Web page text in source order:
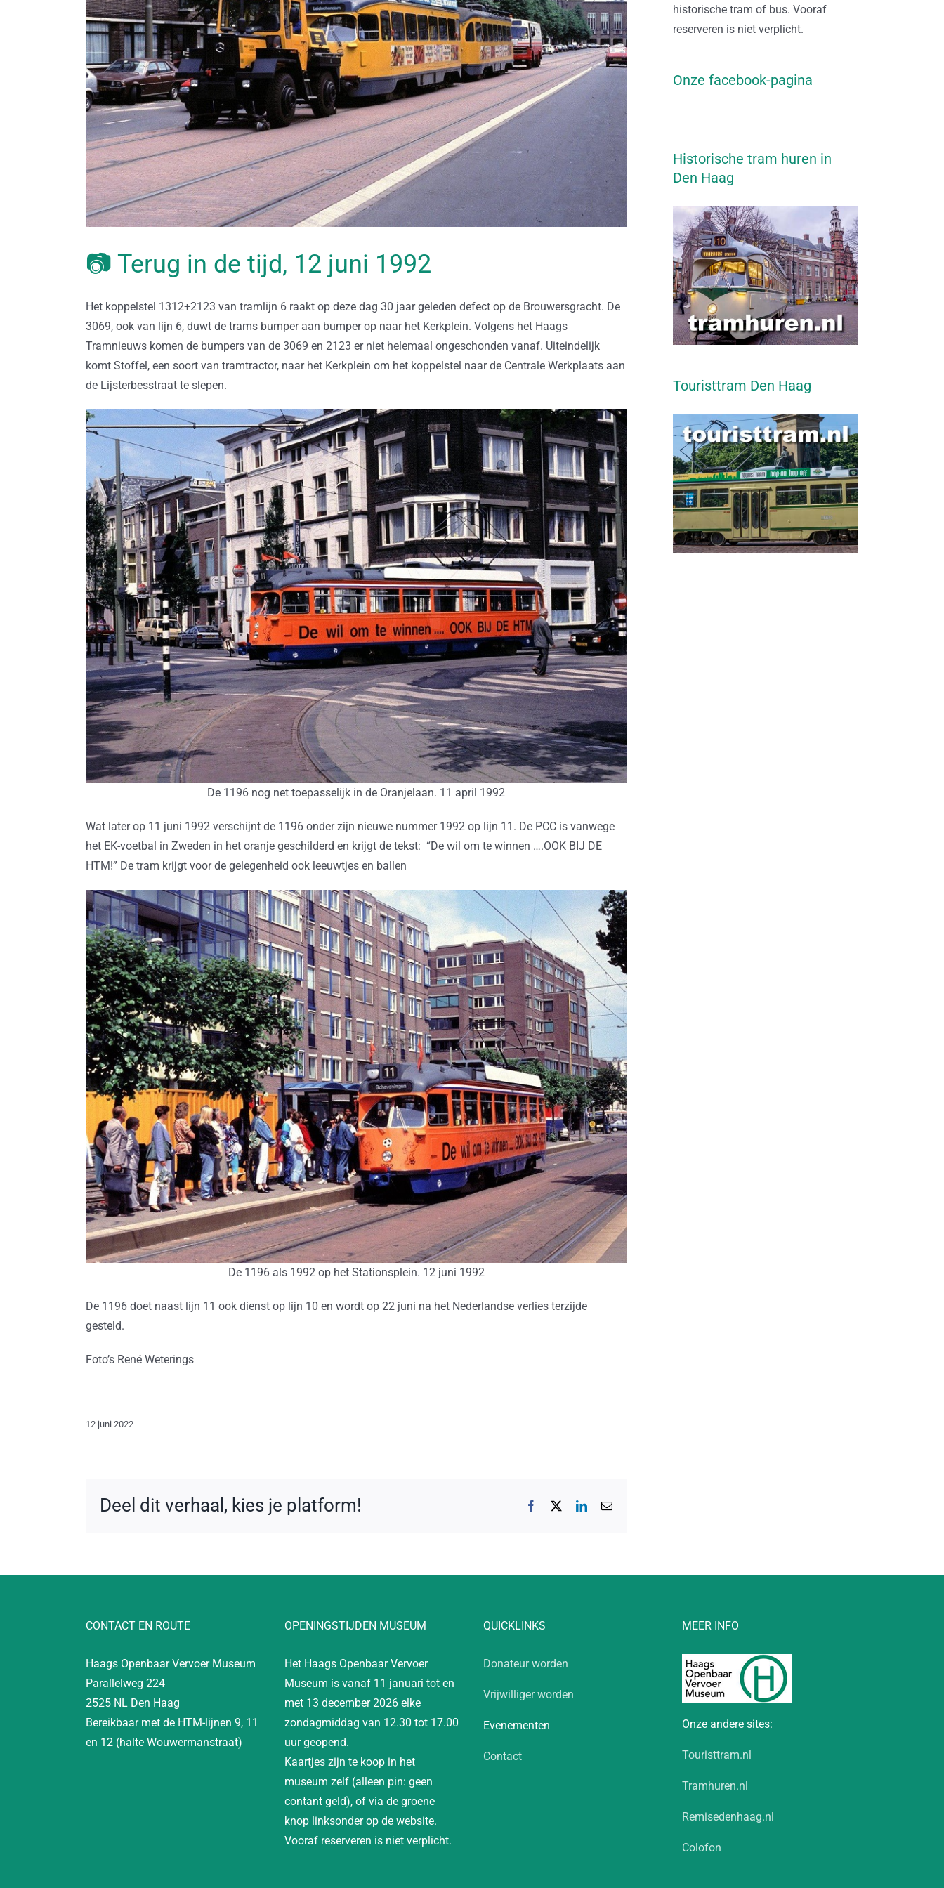
📷 Terug in de tijd, 12 juni 1992
Het koppelstel 1312+2123 van tramlijn 6 raakt op deze dag 30 jaar geleden defect op de Brouwersgracht. De
3069, ook van lijn 6, duwt de trams bumper aan bumper op naar het Kerkplein. Volgens het Haags
Tramnieuws komen de bumpers van de 3069 en 2123 er niet helemaal ongeschonden vanaf. Uiteindelijk
komt Stoffel, een soort van tramtractor, naar het Kerkplein om het koppelstel naar de Centrale Werkplaats aan
de Lijsterbesstraat te slepen.
De 1196 nog net toepasselijk in de Oranjelaan. 11 april 1992
Wat later op 11 juni 1992 verschijnt de 1196 onder zijn nieuwe nummer 1992 op lijn 11. De PCC is vanwege
het EK-voetbal in Zweden in het oranje geschilderd en krijgt de tekst: “De wil om te winnen ….OOK BIJ DE
HTM!” De tram krijgt voor de gelegenheid ook leeuwtjes en ballen
De 1196 als 1992 op het Stationsplein. 12 juni 1992
De 1196 doet naast lijn 11 ook dienst op lijn 10 en wordt op 22 juni na het Nederlandse verlies terzijde
gesteld.
Foto’s René Weterings
12 juni 2022
Deel dit verhaal, kies je platform! Facebook LinkedIn
E-
historische tram of bus. Vooraf
reserveren is niet verplicht.
Onze facebook-pagina
Historische tram huren in
Den Haag
Touristtram Den Haag
CONTACT EN ROUTE
Haags Openbaar Vervoer Museum
Parallelweg 224
2525 NL Den Haag
Bereikbaar met de HTM-lijnen 9, 11
en 12 (halte Wouwermanstraat)
OPENINGSTIJDEN MUSEUM
Het Haags Openbaar Vervoer
Museum is vanaf 11 januari tot en
met 13 december 2026 elke
zondagmiddag van 12.30 tot 17.00
uur geopend.
Kaartjes zijn te koop in het
museum zelf (alleen pin: geen
contant geld), of via de groene
knop linksonder op de website.
Vooraf reserveren is niet verplicht.
QUICKLINKS
Donateur worden
Vrijwilliger worden
Evenementen
Contact
MEER INFO
Onze andere sites:
Touristtram.nl
Tramhuren.nl
Remisedenhaag.nl
Colofon